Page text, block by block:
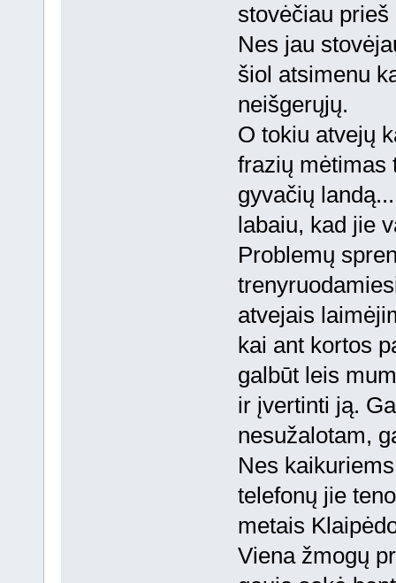
stovėčiau prieš
Nes jau
šiol atsimenu
neišgerųjų.
O tokiu atvejų
frazių mėtimas
gyvačių
labaiu, kad jie
Problemų
atvejais
kai ant kortos
galbūt leis
ir įvertinti ją.
nesužalotam,
Nes
telefonų jie
metais
Viena žmogų